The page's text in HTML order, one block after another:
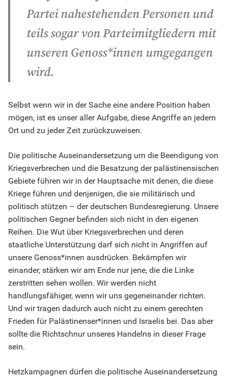
Partei nahestehenden Personen und
teils sogar von Parteimitgliedern mit
unseren Genoss*innen umgegangen
wird.
Selbst wenn wir in der Sache eine andere Position haben
mögen, ist es unser aller Aufgabe, diese Angriffe an jedem
Ort und zu jeder Zeit zurückzuweisen.
Die politische Auseinandersetzung um die Beendigung von
Kriegsverbrechen und die Besatzung der palästinensischen
Gebiete führen wir in der Hauptsache mit denen, die diese
Kriege führen und denjenigen, die sie militärisch und
politisch stützen – der deutschen Bundesregierung. Unsere
politischen Gegner befinden sich nicht in den eigenen
Reihen. Die Wut über Kriegsverbrechen und deren
staatliche Unterstützung darf sich nicht in Angriffen auf
unsere Genoss*innen ausdrücken. Bekämpfen wir
einander, stärken wir am Ende nur jene, die die Linke
zerstritten sehen wollen. Wir werden nicht
handlungsfähiger, wenn wir uns gegeneinander richten.
Und wir tragen dadurch auch nicht zu einem gerechten
Frieden für Palästinenser*innen und Israelis bei. Das aber
sollte die Richtschnur unseres Handelns in dieser Frage
sein.
Hetzkampagnen dürfen die politische Auseinandersetzung